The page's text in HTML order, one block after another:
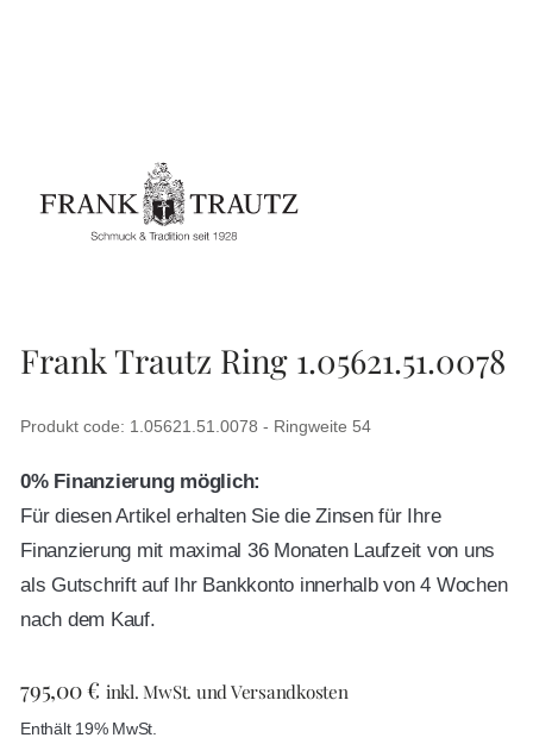
Frank Trautz Ring 1.05621.51.0078
Produkt code: 1.05621.51.0078 - Ringweite 54
0% Finanzierung möglich:
Für diesen Artikel erhalten Sie die Zinsen für Ihre
Finanzierung mit maximal 36 Monaten Laufzeit von uns
als Gutschrift auf Ihr Bankkonto innerhalb von 4 Wochen
nach dem Kauf.
795,00€ inkl. MwSt. und Versandkosten
Enthält 19% MwSt.